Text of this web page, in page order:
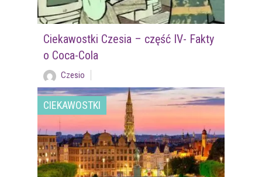
Ciekawostki Czesia – część IV- Fakty
o Coca-Cola
Czesio
CIEKAWOSTKI